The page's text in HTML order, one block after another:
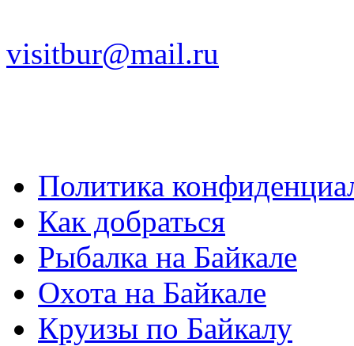
visitbur@mail.ru
Политика
Как добраться
Рыбалка на Байкале
Охота на Байкале
Круизы по Байкалу